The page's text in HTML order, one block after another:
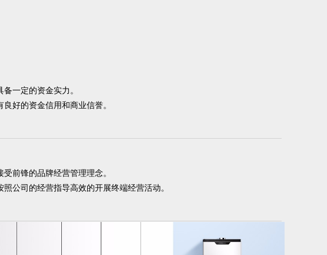
备一定的资金实力。
良好的资金信用和商业信誉。
受前锋的品牌经营管理理念。
照公司的经营指导高效的开展终端经营活动。